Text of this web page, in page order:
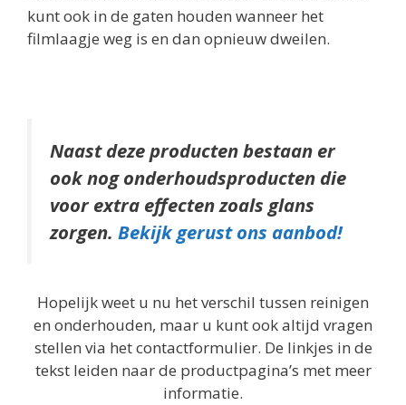
kunt ook in de gaten houden wanneer het
filmlaagje weg is en dan opnieuw dweilen.
Naast deze producten bestaan er
ook nog onderhoudsproducten die
voor extra effecten zoals glans
zorgen. Bekijk gerust ons aanbod!
Hopelijk weet u nu het verschil tussen reinigen
en onderhouden, maar u kunt ook altijd vragen
stellen via het contactformulier. De linkjes in de
tekst leiden naar de productpagina’s met meer
informatie.